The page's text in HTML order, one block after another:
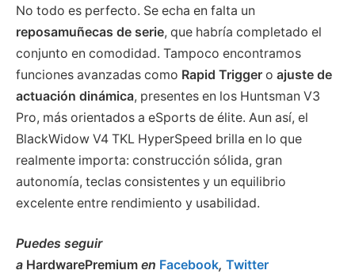
No todo es perfecto. Se echa en falta un
reposamuñecas de serie, que habría completado el
conjunto en comodidad. Tampoco encontramos
funciones avanzadas como Rapid Trigger o ajuste de
actuación dinámica, presentes en los Huntsman V3
Pro, más orientados a eSports de élite. Aun así, el
BlackWidow V4 TKL HyperSpeed brilla en lo que
realmente importa: construcción sólida, gran
autonomía, teclas consistentes y un equilibrio
excelente entre rendimiento y usabilidad.
Puedes seguir
a HardwarePremium en Facebook, Twitter